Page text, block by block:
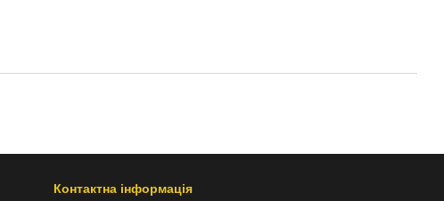
Контактна інформація